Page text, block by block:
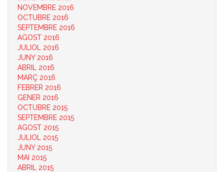
NOVEMBRE 2016
OCTUBRE 2016
SEPTEMBRE 2016
AGOST 2016
JULIOL 2016
JUNY 2016
ABRIL 2016
MARÇ 2016
FEBRER 2016
GENER 2016
OCTUBRE 2015
SEPTEMBRE 2015
AGOST 2015
JULIOL 2015
JUNY 2015
MAI 2015
ABRIL 2015